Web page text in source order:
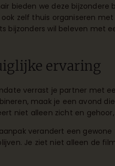
bieden we deze
ook zelf thuis organiseren
bijzonders wil beleven met
ervaring
verrast je partner met
maak je een avond
niet alleen zicht en
verandert een
Je ziet niet alleen de